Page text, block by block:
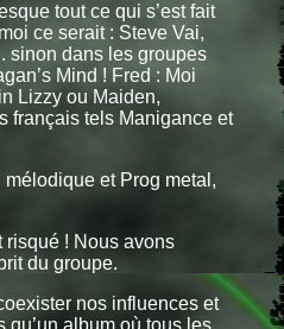
tout ce qui s’est fait
ce serait : Steve Vai,
sinon dans les groupes
Mind ! Fred : Moi
Lizzy ou Maiden,
français tels Manigance et
et Prog metal,
risqué ! Nous avons
du groupe.
nos influences et
qu’un album où tous les